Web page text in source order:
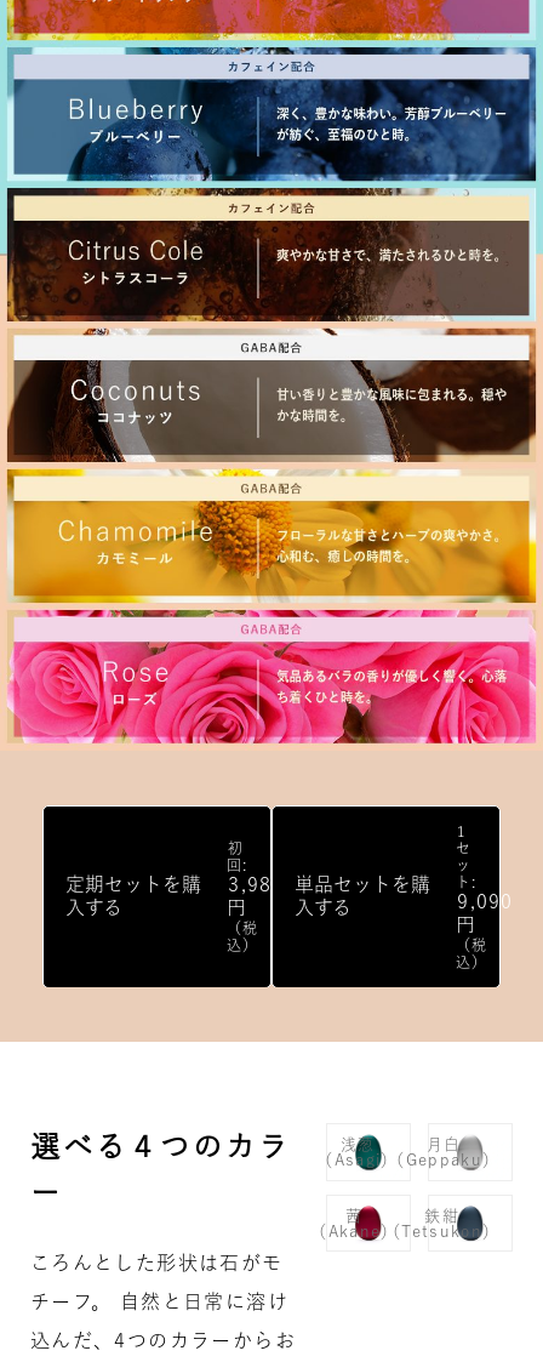
定期セットを購
入する
初
回:
3,980
円
（税
込）
単品セットを購
入する
1
セ
ッ
ト:
9,090
円
（税
込）
選べる４つのカラ
ー
ころんとした形状は石がモ
チーフ。 自然と日常に溶け
込んだ、4つのカラーからお
浅葱
（Asagi）
月白
（Geppaku）
茜
（Akane）
鉄紺
（Tetsukon）